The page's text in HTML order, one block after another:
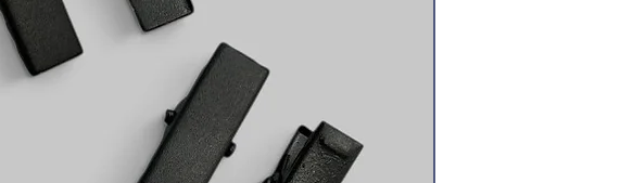
подарункових коробок, пакетів і листівок.